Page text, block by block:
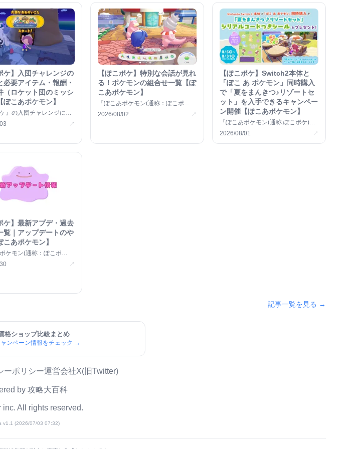
ケ】入団チャレンジの
必要アイテム・報酬・
（ロケット団のミッシ
ぽこあポケモン】
ケ』の入団チャレンジにつ
場所や進め方、必要アイ ↗
【ぽこポケ】特別な会話が見れ
る！ポケモンの組合せ一覧【ぽ
こあポケモン】
『ぽこあポケモン(通称：ぽこポ
ケ)』の中で、特定のポケモンの生息
2026/08/02 ↗
【ぽこポケ】Switch2本体と
「ぽこ あ ポケモン」同時購入
で「夏をまんきつ♪リゾートセ
ット」を入手できるキャンペー
ン開催【ぽこあポケモン】
『ぽこあポケモン(通称:ぽこポケ)』
とNintendo Switch 2 &#8230;
2026/08/01 ↗
ケ】最新アプデ・過去
覧｜アップデートのや
こあポケモン】
ポケモン(通称：ぽこポ
在の最新バージョンと過去
↗
記事一覧を見る →
格ショップ比較まとめ
ンペーン情報をチェック →
ーポリシー運営会社X(旧Twitter)
by 攻略大百科
All rights reserved.
v1.1 (2026/07/03 07:32)